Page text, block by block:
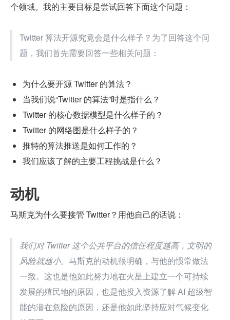
个领域。我的主要目标是尝试回答下面这个问题：
Twitter 算法开源究竟会是什么样子？为了回答这个问
题，我们首先需要回答一些相关问题：
为什么要开源 Twitter 的算法？
当我们说“Twitter 的算法”时是指什么？
Twitter 的核心数据模型是什么样子的？
Twitter 的网络图是什么样子的？
推特的算法推送是如何工作的？
我们应该了解的主要工程挑战是什么？
动机
马斯克为什么要接管 Twitter？用他自己的话说：
我们对 Twitter 这个公共平台的信任程度越高，文明的
风险就越小。 马斯克的动机很明确，与他的惯常做法
一致。这也是他如此努力地在火星上建立一个可持续
发展的殖民地的原因，也是他投入资源了解 AI 超级智
能的潜在危险的原因，还是他如此坚持应对气候变化